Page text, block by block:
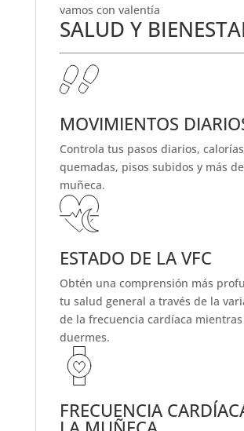
vamos con valentía
SALUD Y
MOVIMIENTOS
Controla tus pasos diarios, calorías
quemadas, pisos subidos y más
muñeca.
ESTADO DE LA VFC
Obtén una comprensión más
tu salud general a través de la
de la frecuencia cardíaca mientras
duermes.
FRECUENCIA